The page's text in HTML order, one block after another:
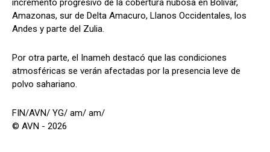
incremento progresivo de la cobertura nubosa en Bolívar,
Amazonas, sur de Delta Amacuro, Llanos Occidentales, los
Andes y parte del Zulia.
Por otra parte, el Inameh destacó que las condiciones
atmosféricas se verán afectadas por la presencia leve de
polvo sahariano.
FIN/AVN/ YG/ am/ am/
© AVN - 2026